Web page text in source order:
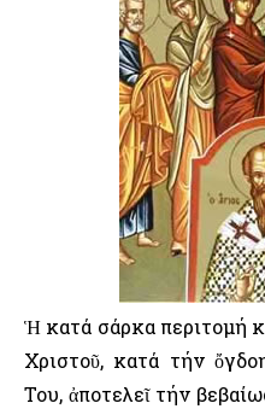
Ἡ κατά σάρκα περιτομή
Χριστοῦ, κατά τήν
Του, ἀποτελεῖ τήν